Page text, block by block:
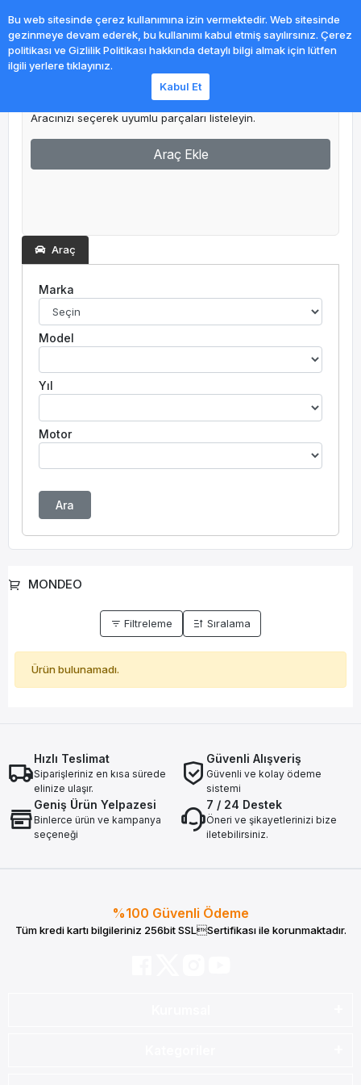
Aracınızı seçerek uyumlu parçaları listeleyin.
Araç Ekle
Araç
Marka
Model
Yıl
Motor
Ara
MONDEO
Filtreleme Sıralama
Ürün bulunamadı.
Hızlı Teslimat
Siparişleriniz en kısa sürede
elinize ulaşır.
Güvenli Alışveriş
Güvenli ve kolay ödeme
sistemi
Geniş Ürün Yelpazesi
Binlerce ürün ve kampanya
seçeneği
7 / 24 Destek
Öneri ve şikayetlerinizi bize
iletebilirsiniz.
%100 Güvenli Ödeme
Tüm kredi kartı bilgileriniz 256bit SSLSertifikası ile korunmaktadır.
Bu web sitesinde çerez kullanımına izin vermektedir. Web sitesinde
gezinmeye devam ederek, bu kullanımı kabul etmiş sayılırsınız. Çerez
politikası ve Gizlilik Politikası hakkında detaylı bilgi almak için lütfen
ilgili yerlere tıklayınız.
Kabul Et